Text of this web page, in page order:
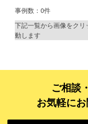
制作プランで探す
ベーシック
シルバーコ
ゴールドコ
事例数：0件
下記一覧から画像をク
動します
ご相談
お気軽にお